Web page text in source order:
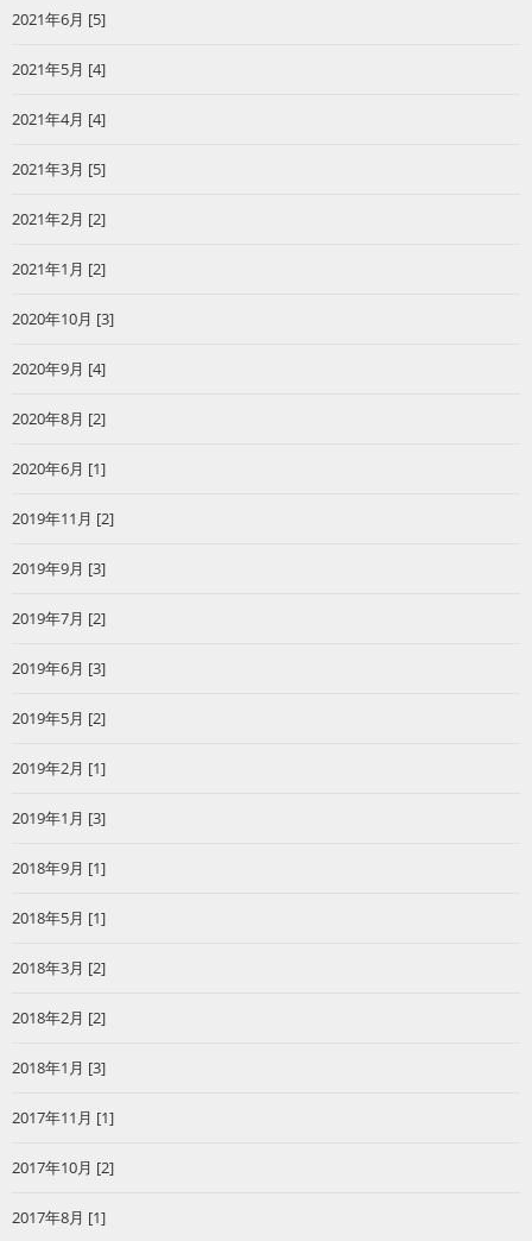
2021年6月 [5]
2021年5月 [4]
2021年4月 [4]
2021年3月 [5]
2021年2月 [2]
2021年1月 [2]
2020年10月 [3]
2020年9月 [4]
2020年8月 [2]
2020年6月 [1]
2019年11月 [2]
2019年9月 [3]
2019年7月 [2]
2019年6月 [3]
2019年5月 [2]
2019年2月 [1]
2019年1月 [3]
2018年9月 [1]
2018年5月 [1]
2018年3月 [2]
2018年2月 [2]
2018年1月 [3]
2017年11月 [1]
2017年10月 [2]
2017年8月 [1]